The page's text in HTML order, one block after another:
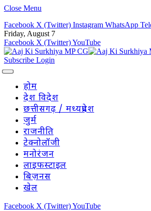
Close Menu
Facebook X (Twitter) Instagram WhatsApp
Friday, August 7
Facebook X (Twitter)YouTube
Subscribe Login
होम
देश विदेश
छत्तीसगढ़ / मध्यप्रदेश
जुर्म
राजनीति
टेक्नोलॉजी
मनोरंजन
लाइफस्टाइल
बिज़नस
खेल
Facebook X (Twitter)YouTube